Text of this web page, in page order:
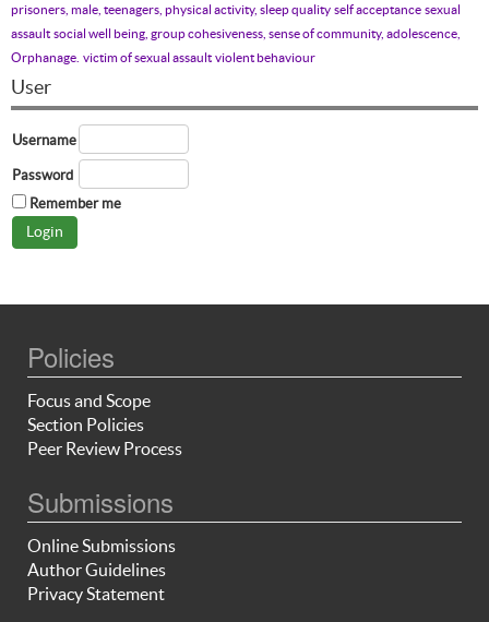
prisoners, male, teenagers, physical activity, sleep quality self acceptance sexual
assault social well being, group cohesiveness, sense of community, adolescence,
Orphanage. victim of sexual assault violent behaviour
User
Username
Password
Remember me
Policies
Focus and Scope
Section Policies
Peer Review Process
Submissions
Online Submissions
Author Guidelines
Privacy Statement